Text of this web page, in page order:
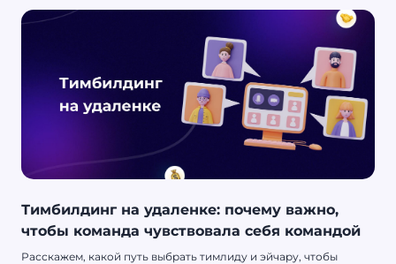
Тимбилдинг на удаленке: почему важно,
чтобы команда чувствовала себя командой
Расскажем, какой путь выбрать тимлиду и эйчару, чтобы